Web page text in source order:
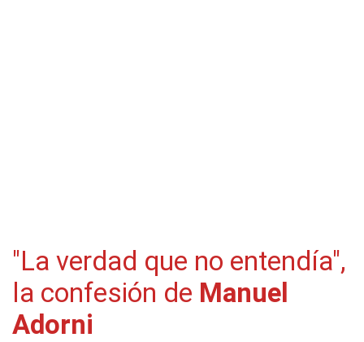
"La verdad que no entendía",
la confesión de Manuel
Adorni